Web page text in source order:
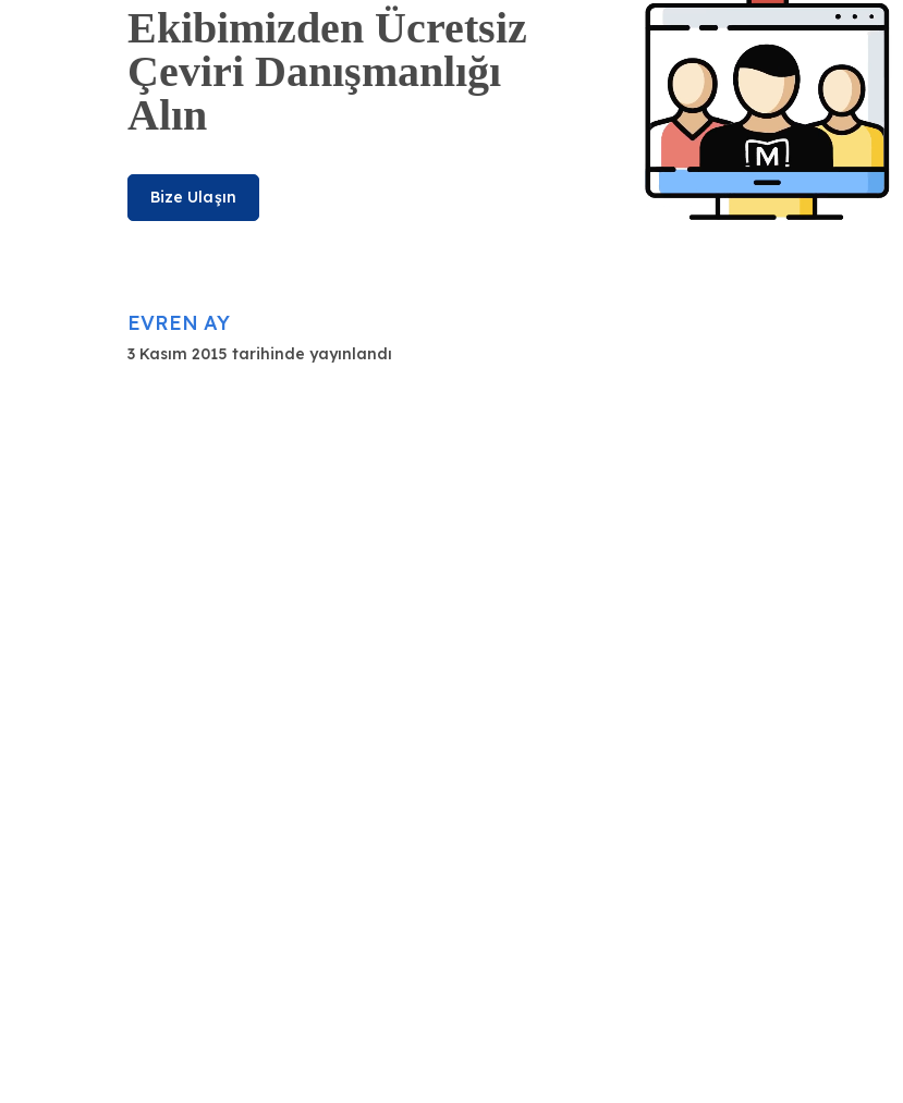
Ekibimizden Ücretsiz
Çeviri Danışmanlığı
Alın
Bize Ulaşın
EVREN AY
3 Kasım 2015 tarihinde yayınlandı